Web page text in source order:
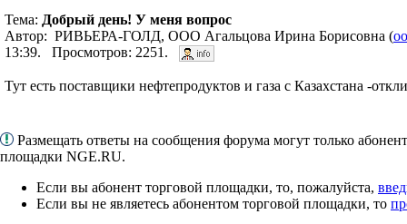
Тема: Добрый день! У меня вопрос
Автор: РИВЬЕРА-ГОЛД, ООО Агальцова Ирина Борисовна (
13:39. Просмотров: 2251.
Тут есть поставщики нефтепродуктов и газа с Казахстана -
Размещать ответы на сообщения форума могут только
площадки NGE.RU.
Если вы абонент торговой площадки, то, пожалуйста,
Если вы не являетесь абонентом торговой площадки, то